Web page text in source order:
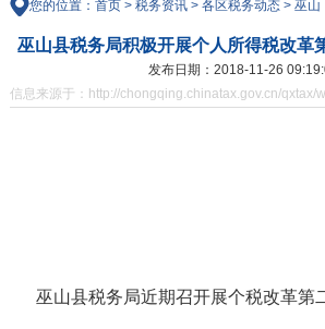
您的位置： 首页> 税务资讯> 各区税务动态> 巫山
巫山县税务局积极开展个人所得税改革
发布日期：2018-11-26
信息来源于：http://chongqing.chinatax.gov.cn/
巫山县税务局近期召开展个税改革第